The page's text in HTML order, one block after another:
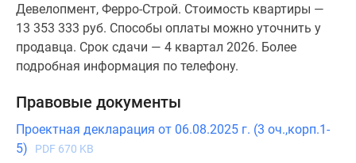
Девелопмент, Ферро-Строй. Стоимость квартиры —
13 353 333 руб. Способы оплаты можно уточнить у
продавца. Срок сдачи — 4 квартал 2026. Более
подробная информация по телефону.
Правовые документы
Проектная декларация от 06.08.2025 г. (3 оч.,корп.1-
5)
PDF 670 KB